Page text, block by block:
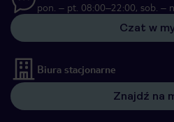
pon. – pt. 08:00–22:00, sob. –
Czat w
Biura stacjonarne
Znajdź na